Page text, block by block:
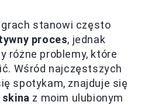
stanowi często
proces, jednak
różne problemy, które
Wśród najczęstszych
spotykam, znajduje się
z moim ulubionym